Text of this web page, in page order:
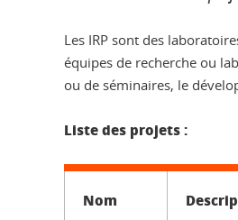
Les IRP sont des
équipes de recherche ou
ou de séminaires, le
Liste des projets :
Nom